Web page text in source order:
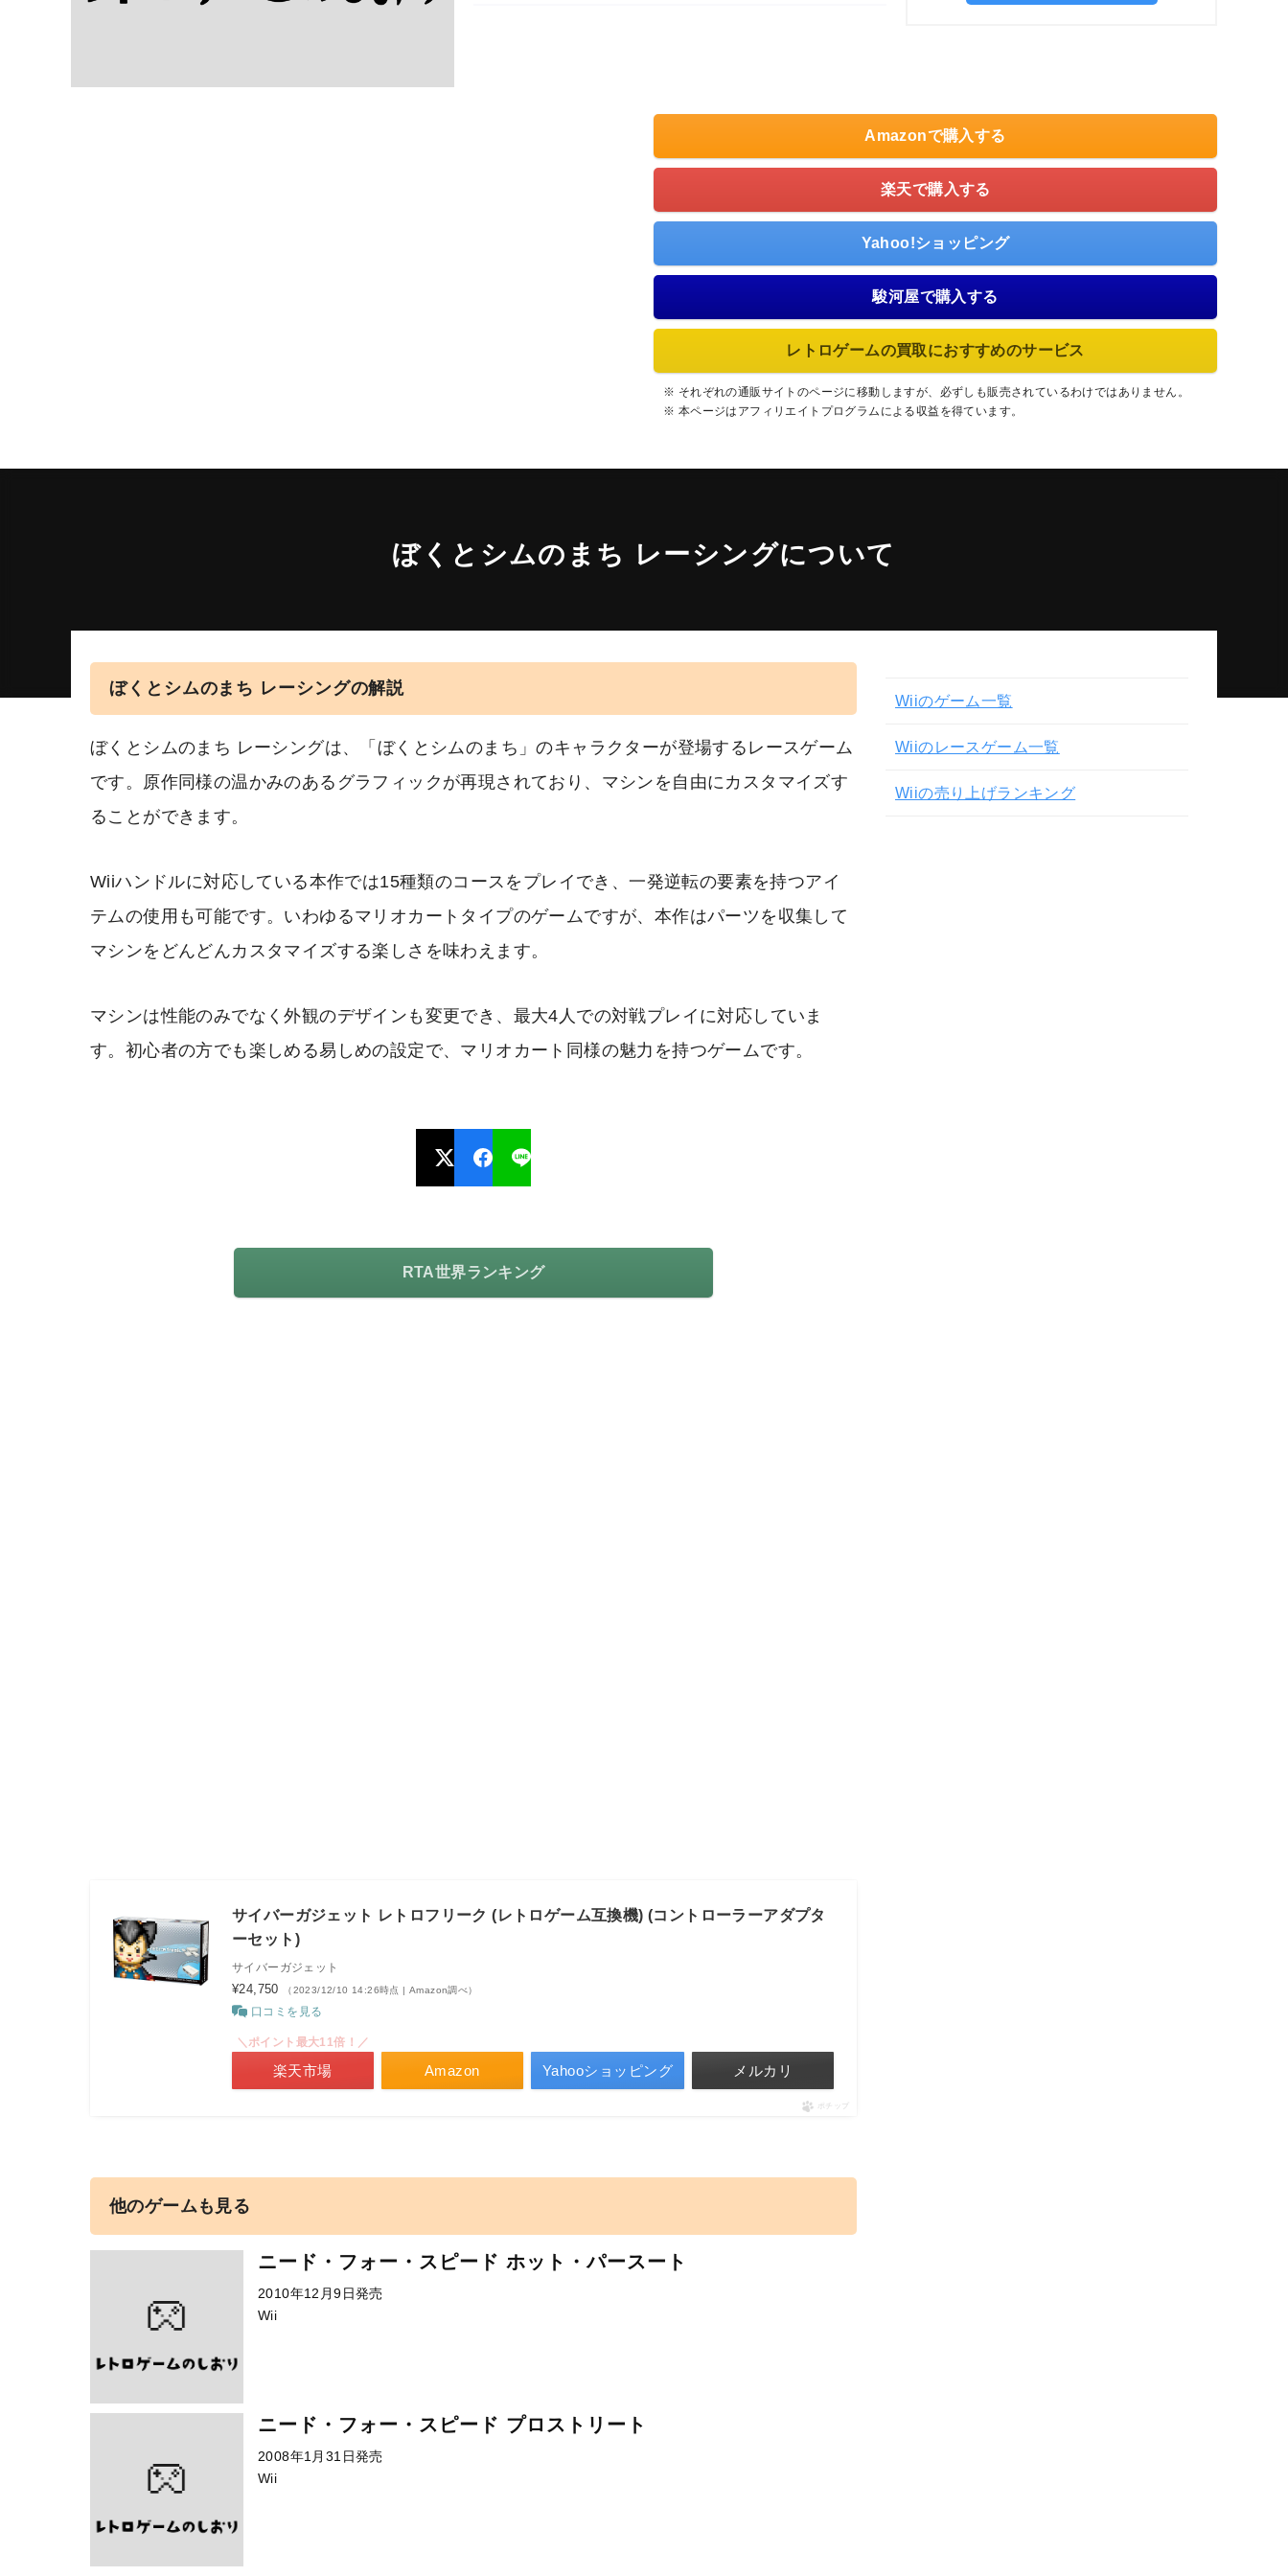
Amazonで購入する
楽天で購入する
Yahoo!ショッピング
駿河屋で購入する
レトロゲームの買取におすすめのサービス
※ それぞれの通販サイトのページに移動しますが、必ずしも販売されているわけではありません。
※ 本ページはアフィリエイトプログラムによる収益を得ています。
ぼくとシムのまち レーシングについて
ぼくとシムのまち レーシングの解説
ぼくとシムのまち レーシングは、「ぼくとシムのまち」のキャラクターが登場するレースゲーム
です。原作同様の温かみのあるグラフィックが再現されており、マシンを自由にカスタマイズす
ることができます。
Wiiハンドルに対応している本作では15種類のコースをプレイでき、一発逆転の要素を持つアイ
テムの使用も可能です。いわゆるマリオカートタイプのゲームですが、本作はパーツを収集して
マシンをどんどんカスタマイズする楽しさを味わえます。
マシンは性能のみでなく外観のデザインも変更でき、最大4人での対戦プレイに対応していま
す。初心者の方でも楽しめる易しめの設定で、マリオカート同様の魅力を持つゲームです。
RTA世界ランキング
サイバーガジェット レトロフリーク (レトロゲーム互換機) (コントローラーアダプタ
ーセット)
サイバーガジェット
¥24,750 （2023/12/10 14:26時点 | Amazon調べ）
口コミを見る
Amazon
＼ポイント最大11倍！／
楽天市場 Yahooショッピング メルカリ
ポチップ
他のゲームも見る
ニード・フォー・スピード ホット・パースート
2010年12月9日発売
Wii
ニード・フォー・スピード プロストリート
2008年1月31日発売
Wii
Wiiのゲーム一覧
Wiiのレースゲーム一覧
Wiiの売り上げランキング